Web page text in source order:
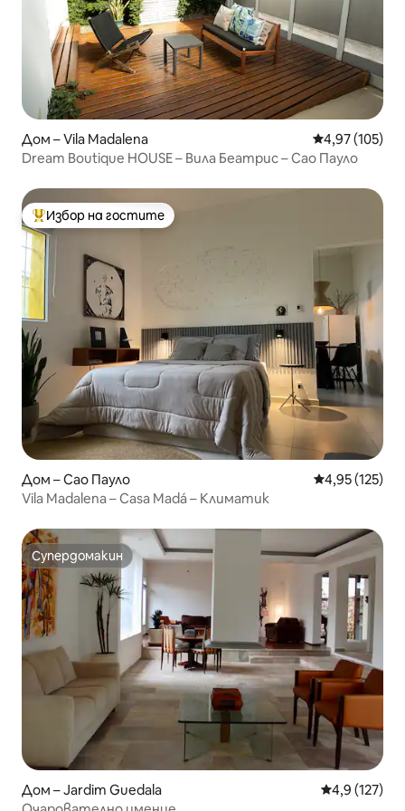
Дом – Vila Madalena Средна
4,97 (105)
Dream Boutique HOUSE – Вила Беатрис – Сао Пауло
Най-популярен избор на гостите
Избор на гостите
Дом – Сао Пауло Средна
4,95 (125)
Vila Madalena – Casa Madá – Климатик
Супердомакин
Супердомакин
Дом – Jardim Guedala Средна
4,9 (127)